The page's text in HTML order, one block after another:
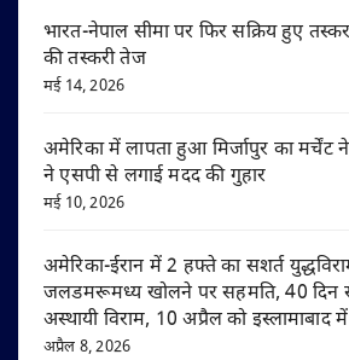
भारत-नेपाल सीमा पर फिर सक्रिय हुए
की तस्करी तेज
मई 14, 2026
अमेरिका में लापता हुआ मिर्जापुर का मर्चेंट
ने एसपी से लगाई मदद की गुहार
मई 10, 2026
अमेरिका-ईरान में 2 हफ्ते का सशर्त
जलडमरूमध्य खोलने पर सहमति, 40 दिन
अस्थायी विराम, 10 अप्रैल को इस्लामाबाद में
अप्रैल 8, 2026